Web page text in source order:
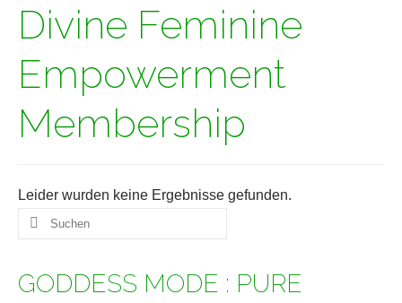
Onlinekurse
Divine Feminine
Empowerment
Membership
Leider wurden keine Ergebnisse gefunden.
Suchen
nach:
GODDESS MODE : PURE